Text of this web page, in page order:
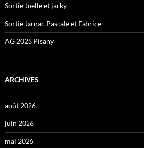
Sortie Joelle et jacky
Sortie Jarnac Pascale et Fabrice
AG 2026 Pisany
ARCHIVES
août 2026
juin 2026
mai 2026